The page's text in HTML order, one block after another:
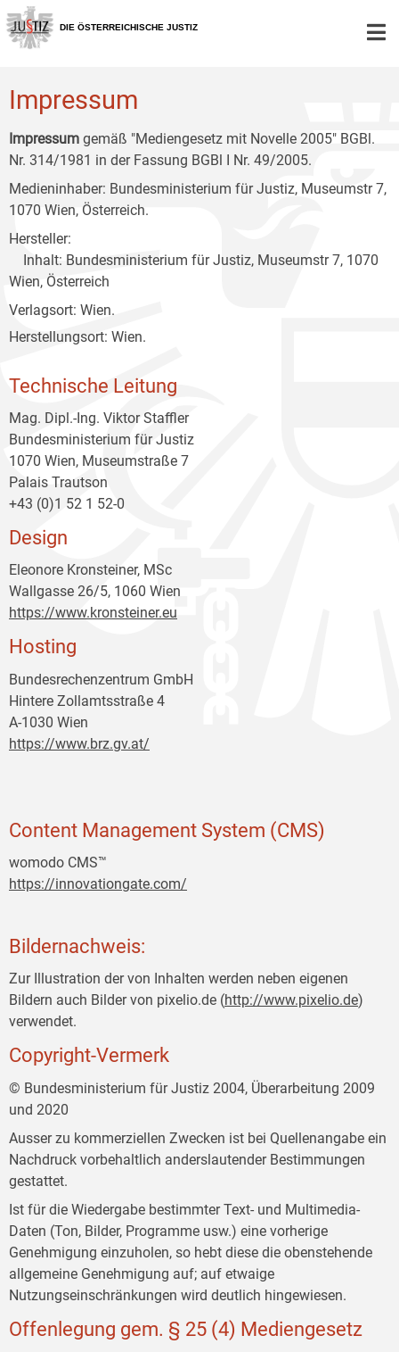
Zur
Hauptnavigation
[1]
Zum
Inhalt
[2]
Zum
Untermenü
[3]
DIE ÖSTERREICHISCHE JUSTIZ
Impressum
Impressum gemäß "Mediengesetz mit Novelle 2005" BGBl.
Nr. 314/1981 in der Fassung BGBl I Nr. 49/2005.
Medieninhaber: Bundesministerium für Justiz, Museumstr 7,
1070 Wien, Österreich.
Hersteller:
Inhalt: Bundesministerium für Justiz, Museumstr 7, 1070
Wien, Österreich
Verlagsort: Wien.
Herstellungsort: Wien.
Technische Leitung
Mag. Dipl.-Ing. Viktor Staffler
Bundesministerium für Justiz
1070 Wien, Museumstraße 7
Palais Trautson
+43 (0)1 52 1 52-0
Design
Eleonore Kronsteiner, MSc
Wallgasse 26/5, 1060 Wien
https://www.kronsteiner.eu
Hosting
Bundesrechenzentrum GmbH
Hintere Zollamtsstraße 4
A-1030 Wien
https://www.brz.gv.at/
Content Management System (CMS)
womodo CMS™
https://innovationgate.com/
Bildernachweis:
Zur Illustration der von Inhalten werden neben eigenen
Bildern auch Bilder von pixelio.de (http://www.pixelio.de)
verwendet.
Copyright-Vermerk
© Bundesministerium für Justiz 2004, Überarbeitung 2009
und 2020
Ausser zu kommerziellen Zwecken ist bei Quellenangabe ein
Nachdruck vorbehaltlich anderslautender Bestimmungen
gestattet.
Ist für die Wiedergabe bestimmter Text- und Multimedia-
Daten (Ton, Bilder, Programme usw.) eine vorherige
Genehmigung einzuholen, so hebt diese die obenstehende
allgemeine Genehmigung auf; auf etwaige
Nutzungseinschränkungen wird deutlich hingewiesen.
Offenlegung gem. § 25 (4) Mediengesetz